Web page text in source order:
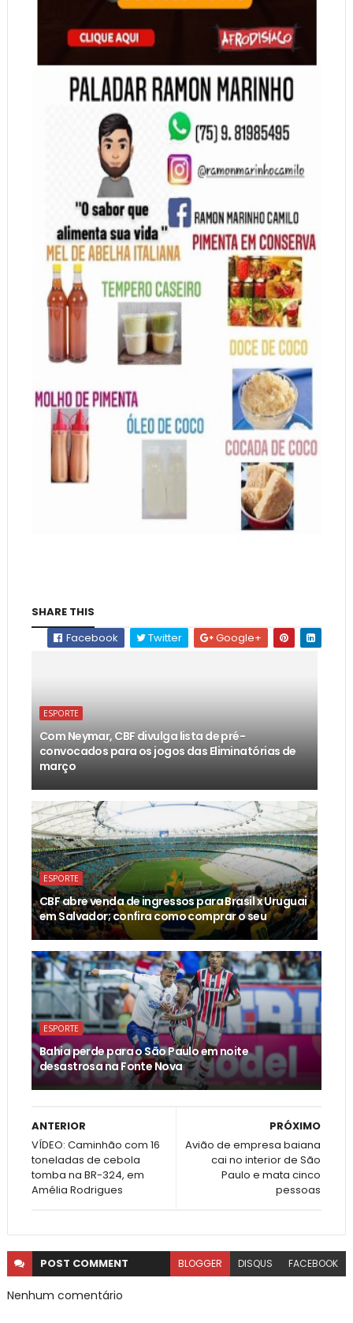
SHARE THIS
Facebook
Twitter Google+
ESPORTE
Com Neymar, CBF divulga lista de pré-
convocados para os jogos das Eliminatórias de
março
ESPORTE
CBF abre venda de ingressos para Brasil x Uruguai
em Salvador; confira como comprar o seu
ESPORTE
Bahia perde para o São Paulo em noite
desastrosa na Fonte Nova
PRÓXIMO
Avião de empresa baiana
cai no interior de São
Paulo e mata cinco
pessoas
ANTERIOR
VÍDEO: Caminhão com 16
toneladas de cebola
tomba na BR-324, em
Amélia Rodrigues
POST COMMENT BLOGGER DISQUS FACEBOOK
Nenhum comentário